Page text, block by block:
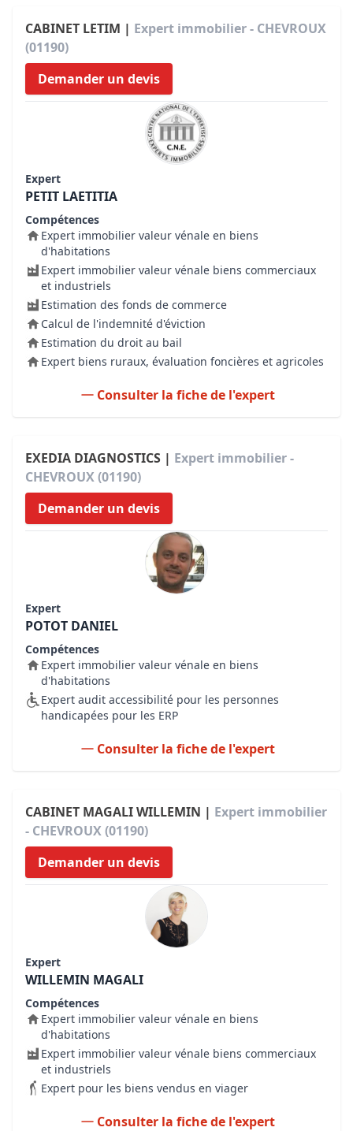
CABINET LETIM | Expert immobilier - CHEVROUX
(01190)
Demander un devis
Expert
PETIT LAETITIA
Compétences
Expert immobilier valeur vénale en biens
d'habitations
Expert immobilier valeur vénale biens commerciaux
et industriels
Estimation des fonds de commerce
Calcul de l'indemnité d'éviction
Estimation du droit au bail
Expert biens ruraux, évaluation foncières et agricoles
Consulter la fiche de l'expert
EXEDIA DIAGNOSTICS | Expert immobilier -
CHEVROUX (01190)
Demander un devis
Expert
POTOT DANIEL
Compétences
Expert immobilier valeur vénale en biens
d'habitations
Expert audit accessibilité pour les personnes
handicapées pour les ERP
Consulter la fiche de l'expert
CABINET MAGALI WILLEMIN | Expert immobilier
- CHEVROUX (01190)
Demander un devis
Expert
WILLEMIN MAGALI
Compétences
Expert immobilier valeur vénale en biens
d'habitations
Expert immobilier valeur vénale biens commerciaux
et industriels
Expert pour les biens vendus en viager
Consulter la fiche de l'expert